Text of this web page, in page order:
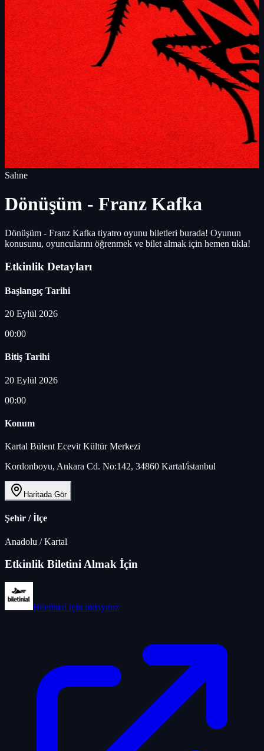
Sahne
Dönüşüm - Franz Kafka
Dönüşüm - Franz Kafka tiyatro oyunu biletleri burada! Oyunun
konusunu, oyuncularını öğrenmek ve bilet almak için hemen tıkla!
Etkinlik Detayları
Başlangıç Tarihi
20 Eylül 2026
00:00
Bitiş Tarihi
20 Eylül 2026
00:00
Konum
Kartal Bülent Ecevit Kültür Merkezi
Kordonboyu, Ankara Cd. No:142, 34860 Kartal/i̇stanbul
Haritada Gör
Şehir / İlçe
Anadolu /Kartal
Etkinlik Biletini Almak İçin
Biletinial için tıklayınız